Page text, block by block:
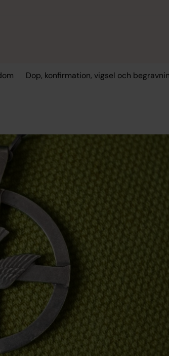
Dop, konfirmation, vigsel och